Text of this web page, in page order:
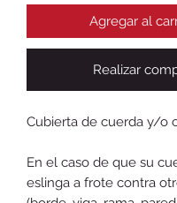
Agregar al
Realizar
Cubierta de cuerda y/o
En el caso de que su
eslinga a frote contra